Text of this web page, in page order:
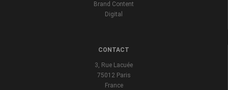
Brand Content
Digital
CONTACT
3, Rue Lacuée
75012 Paris
France